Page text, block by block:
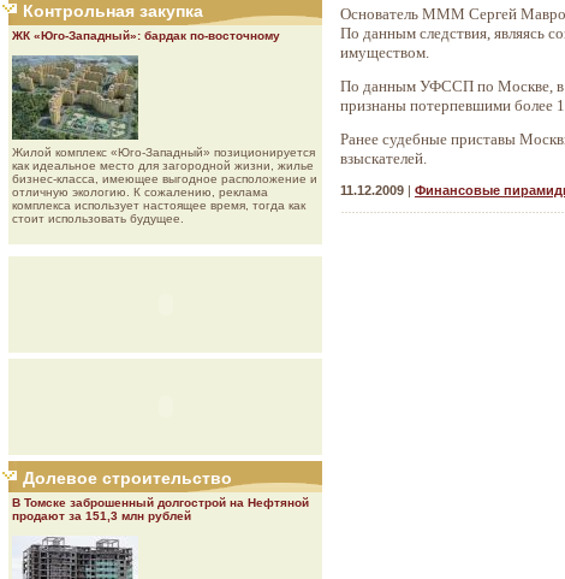
Контрольная закупка
ЖК «Юго-Западный»: бардак по-восточному
Жилой комплекс «Юго-Западный» позиционируется
как идеальное место для загородной жизни, жилье
бизнес-класса, имеющее выгодное расположение и
отличную экологию. К сожалению, реклама
комплекса использует настоящее время, тогда как
стоит использовать будущее.
Долевое строительство
В Томске заброшенный долгострой на Нефтяной
продают за 151,3 млн рублей
Основатель МММ Сергей
По данным следствия,
имуществом.
По данным УФССП по Москве, в
признаны потерпевшими более
Ранее судебные приставы
взыскателей.
11.12.2009 | Финансовые